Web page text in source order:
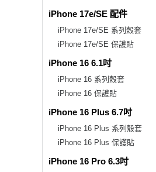
iPhone 17e/SE 配件
iPhone 17e/SE 系列殼套
iPhone 17e/SE 保護貼
iPhone 16 6.1吋
iPhone 16 系列殼套
iPhone 16 保護貼
iPhone 16 Plus 6.7吋
iPhone 16 Plus 系列殼套
iPhone 16 Plus 保護貼
iPhone 16 Pro 6.3吋